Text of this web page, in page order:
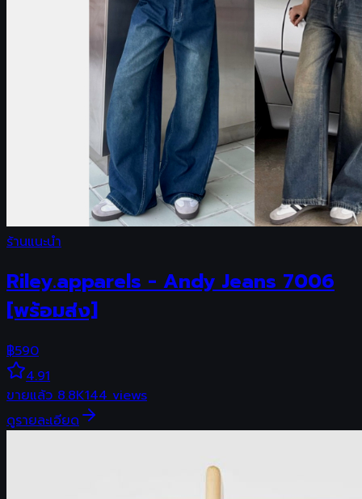
ร้านแนะนำ
Riley.apparels - Andy Jeans 7006
[พร้อมส่ง]
฿590
4.91
ขายแล้ว8.8K144views
ดูรายละเอียด